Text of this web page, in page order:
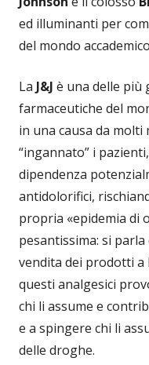
ed illuminanti per
del mondo
La J&J è una delle più
farmaceutiche del
in una causa da
“ingannato” i
dipendenza
antidolorifici,
propria «epidemia di
pesantissima: si
vendita dei prodotti a
questi analgesici
chi li assume e
e a spingere chi li
delle droghe.